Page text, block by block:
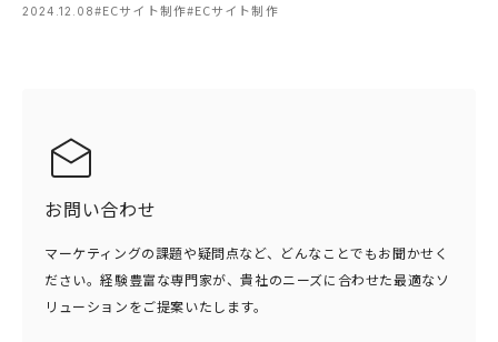
2024.12.08#ECサイト制作#ECサイト制作
お問い合わせ
マーケティングの課題や疑問点など、どんなことでもお聞かせく
ださい。経験豊富な専門家が、貴社のニーズに合わせた最適なソ
リューションをご提案いたします。